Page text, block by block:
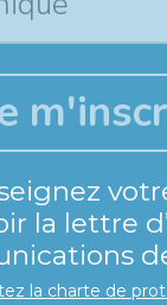
la lettre
la charte de